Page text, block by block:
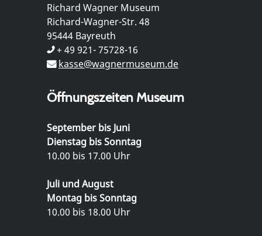
Richard Wagner Museum
Richard-Wagner-Str. 48
95444 Bayreuth
+ 49 921- 75728-16
kasse@wagnermuseum.de
Öffnungszeiten Museum
September bis Juni
Dienstag bis Sonntag
10.00 bis 17.00 Uhr
Juli und August
Montag bis Sonntag
10.00 bis 18.00 Uhr